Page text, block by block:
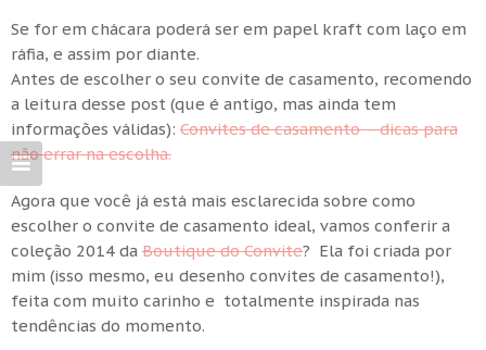
Se for em chácara poderá ser em papel kraft com laço em
ráfia, e assim por diante.
Antes de escolher o seu convite de casamento, recomendo
a leitura desse post (que é antigo, mas ainda tem
informações válidas): Convites de casamento – dicas para
não errar na escolha.
Agora que você já está mais esclarecida sobre como
escolher o convite de casamento ideal, vamos conferir a
coleção 2014 da Boutique do Convite? Ela foi criada por
mim (isso mesmo, eu desenho convites de casamento!),
feita com muito carinho e totalmente inspirada nas
tendências do momento.